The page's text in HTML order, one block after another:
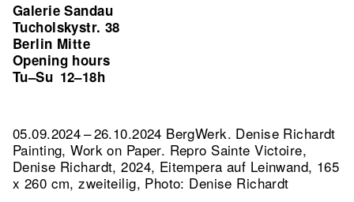
Galerie Sandau
Tucholskystr. 38
Berlin Mitte
Opening hours
Tu–Su 12–18h
05.09.2024 – 26.10.2024 BergWerk. Denise Richardt
Painting, Work on Paper. Repro Sainte Victoire,
Denise Richardt, 2024, Eitempera auf Leinwand, 165
x 260 cm, zweiteilig, Photo: Denise Richardt